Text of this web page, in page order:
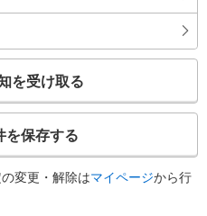
を受け取る
を保存する
変更・解除はマイページから行